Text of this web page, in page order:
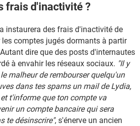
frais d'inactivité ?
instaurera des frais d'inactivité de
comptes jugés dormants à partir
dire que des posts d'internautes
à envahir les réseaux sociaux. "Il y
malheur de rembourser quelqu'un
dans tes spams un mail de Lydia,
t'informe que ton compte va
un compte bancaire qui sera
te désinscrire", s'énerve un ancien